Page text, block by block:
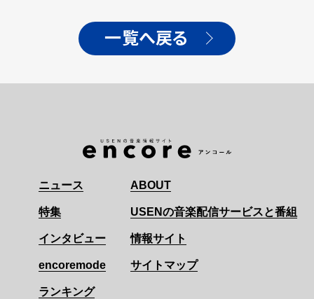
一覧へ戻る
ニュース
特集
インタビュー
encoremode
ランキング
ABOUT
USENの音楽配信サービスと番組
情報サイト
サイトマップ